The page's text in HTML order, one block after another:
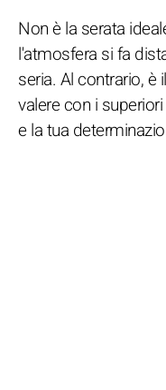
Non è la serata
l'atmosfera si fa
seria. Al contrario,
valere con i
e la tua